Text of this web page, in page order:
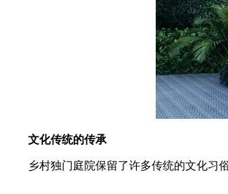
文化传统的传承
乡村独门庭院保留了许多传统的文化习俗